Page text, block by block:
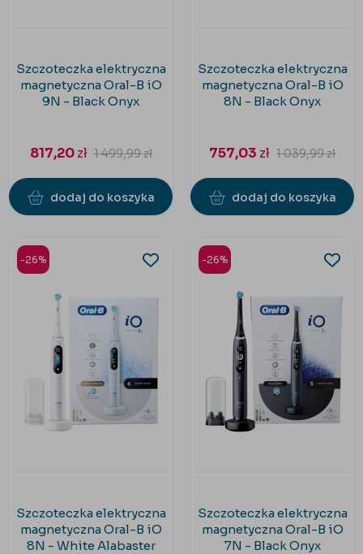
Szczoteczka elektryczna
magnetyczna Oral-B iO
9N - Black Onyx
817,20zł 1 499,99zł
dodaj do koszyka
Szczoteczka elektryczna
magnetyczna Oral-B iO
8N - Black Onyx
757,03 zł 1 039,99zł
dodaj do koszyka
-26%
Szczoteczka elektryczna
magnetyczna Oral-B iO
8N - White Alabaster
-26%
Szczoteczka elektryczna
magnetyczna Oral-B iO
7N - Black Onyx